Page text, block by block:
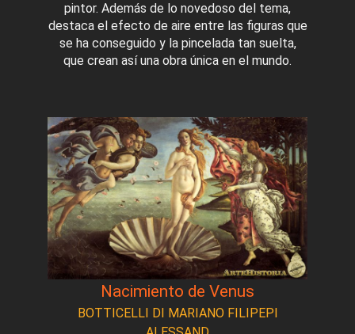
pintor. Además de lo novedoso del tema,
destaca el efecto de aire entre las figuras que
se ha conseguido y la pincelada tan suelta,
que crean así una obra única en el mundo.
Nacimiento de Venus
BOTTICELLI DI MARIANO FILIPEPI